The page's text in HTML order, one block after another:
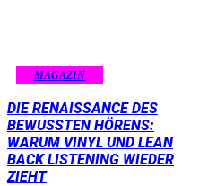
MAGAZIN
DIE RENAISSANCE DES
BEWUSSTEN HÖRENS:
WARUM VINYL UND LEAN
BACK LISTENING WIEDER
ZIEHT